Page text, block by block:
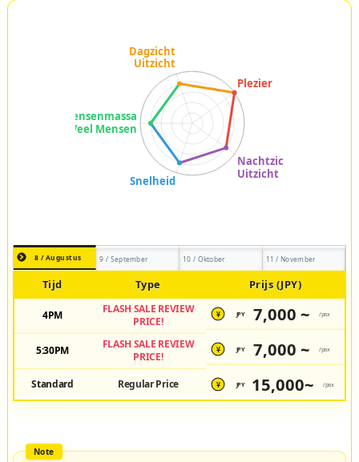
8 / Augustus 9 / September 10 / Oktober 11 / November
Tijd Type Prijs (JPY)
4PM
FLASH SALE REVIEW
PRICE!
¥ JPY 7,000 ~ /pax
5:30PM
FLASH SALE REVIEW
PRICE!
¥ JPY 7,000 ~ /pax
Standard Regular Price ¥ JPY 15,000~ /pax